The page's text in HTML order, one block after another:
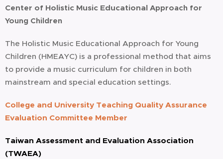
Center of Holistic Music Educational Approach for
Young Children
The Holistic Music Educational Approach for Young
Children (HMEAYC) is a professional method that aims
to provide a music curriculum for children in both
mainstream and special education settings.
College and University Teaching Quality Assurance
Evaluation Committee Member
Taiwan Assessment and Evaluation Association
(TWAEA)